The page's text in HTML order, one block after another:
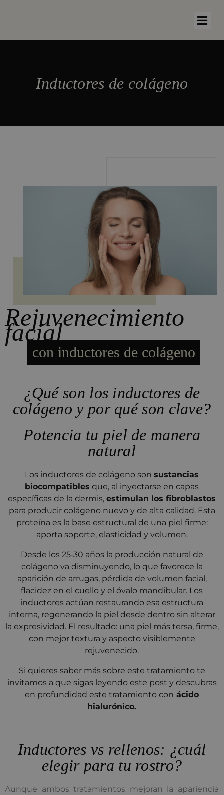
Inductores de colágeno
Rejuvenecimiento
facial
con inductores de colágeno
¿Qué son los inductores de
colágeno y por qué son clave?
Potencia tu piel de manera
natural
Los inductores de colágeno son sustancias
biocompatibles que, al inyectarse en capas
específicas de la dermis, estimulan los fibroblastos
para producir colágeno nuevo y de alta calidad. Esta
proteína es la base estructural de una piel firme:
aporta soporte, elasticidad y volumen.
Desde los 25‑30 años la producción natural de
colágeno va disminuyendo, lo que favorece la
aparición de arrugas, pérdida de volumen facial,
flacidez en el cuello y el óvalo mandibular. Los
inductores actúan restaurando esa estructura
interna, regenerando la piel desde dentro sin alterar
la expresividad. El resultado: una piel más tersa, firme,
con mejor textura y aspecto visiblemente
rejuvenecido.
Si quieres saber más sobre este tratamiento te
invitamos a que sigas leyendo este post y descubras
en profundidad este tratamiento con ácido
hialurónico.
Inductores vs rellenos: ¿cuál
elegir para tu rostro?
Aunque ambos tratamientos mejoran la apariencia